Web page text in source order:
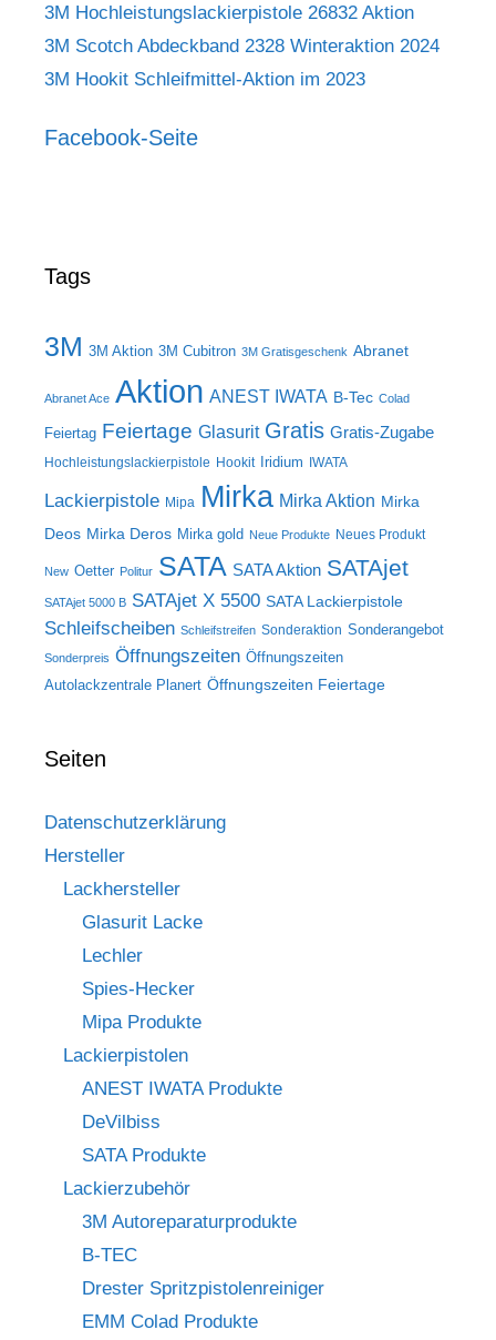
3M Hochleistungslackierpistole 26832 Aktion
3M Scotch Abdeckband 2328 Winteraktion 2024
3M Hookit Schleifmittel-Aktion im 2023
Facebook-Seite
Tags
3M 3M Aktion 3M Cubitron 3M Gratisgeschenk Abranet
Abranet Ace Aktion ANEST IWATA B-Tec Colad
Feiertag Feiertage Glasurit Gratis Gratis-Zugabe
Hochleistungslackierpistole Hookit Iridium IWATA
Lackierpistole Mipa Mirka Mirka Aktion Mirka
Deos Mirka Deros Mirka gold Neue Produkte Neues Produkt
New Oetter Politur SATA SATA Aktion SATAjet
SATAjet 5000 B SATAjet X 5500 SATA Lackierpistole
Schleifscheiben Schleifstreifen Sonderaktion Sonderangebot
Sonderpreis Öffnungszeiten Öffnungszeiten
Autolackzentrale Planert Öffnungszeiten Feiertage
Seiten
Datenschutzerklärung
Hersteller
Lackhersteller
Glasurit Lacke
Lechler
Spies-Hecker
Mipa Produkte
Lackierpistolen
ANEST IWATA Produkte
DeVilbiss
SATA Produkte
Lackierzubehör
3M Autoreparaturprodukte
B-TEC
Drester Spritzpistolenreiniger
EMM Colad Produkte